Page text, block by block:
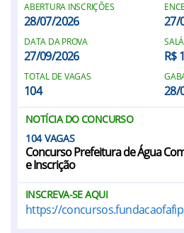
ABERTURA INSCRIÇÕES
28/07/2026 27/
DATA DA PROVA
27/09/2026 R$
TOTAL DE VAGAS
104 28/
NOTÍCIA DO CONCURSO
104
Concurso Prefeitura de Água
e Inscrição
INSCREVA-SE AQUI
https://